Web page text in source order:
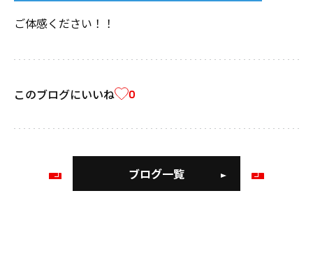
ご体感ください！！
このブログにいいね 0
前
ブログ一覧
次